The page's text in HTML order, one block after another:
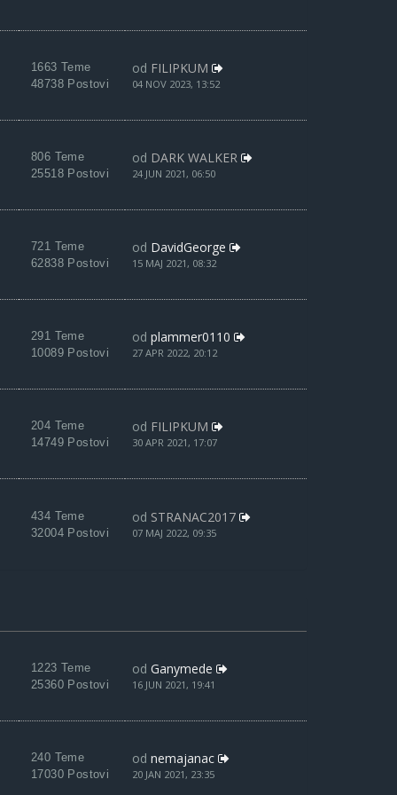
1663 Teme
48738 Postovi
od FILIPKUM
04 NOV 2023, 13:52
806 Teme
25518 Postovi
od DARK WALKER
24 JUN 2021, 06:50
721 Teme
62838 Postovi
od DavidGeorge
15 MAJ 2021, 08:32
291 Teme
10089 Postovi
od plammer0110
27 APR 2022, 20:12
204 Teme
14749 Postovi
od FILIPKUM
30 APR 2021, 17:07
434 Teme
32004 Postovi
od STRANAC2017
07 MAJ 2022, 09:35
1223 Teme
25360 Postovi
od Ganymede
16 JUN 2021, 19:41
240 Teme
17030 Postovi
od nemajanac
20 JAN 2021, 23:35